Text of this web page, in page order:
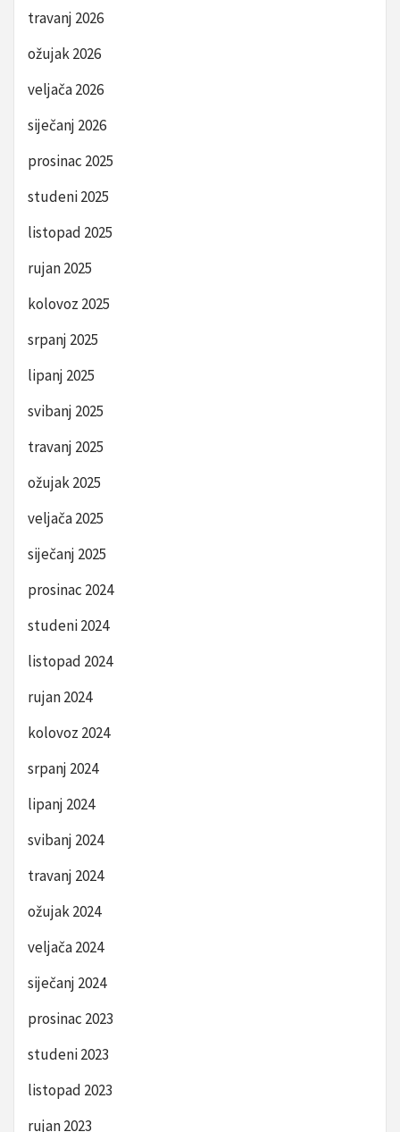
travanj 2026
ožujak 2026
veljača 2026
siječanj 2026
prosinac 2025
studeni 2025
listopad 2025
rujan 2025
kolovoz 2025
srpanj 2025
lipanj 2025
svibanj 2025
travanj 2025
ožujak 2025
veljača 2025
siječanj 2025
prosinac 2024
studeni 2024
listopad 2024
rujan 2024
kolovoz 2024
srpanj 2024
lipanj 2024
svibanj 2024
travanj 2024
ožujak 2024
veljača 2024
siječanj 2024
prosinac 2023
studeni 2023
listopad 2023
rujan 2023